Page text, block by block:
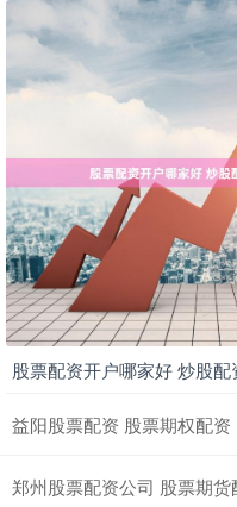
股票配资开户哪家好 炒股
益阳股票配资 股票期权配
郑州股票配资公司 股票期